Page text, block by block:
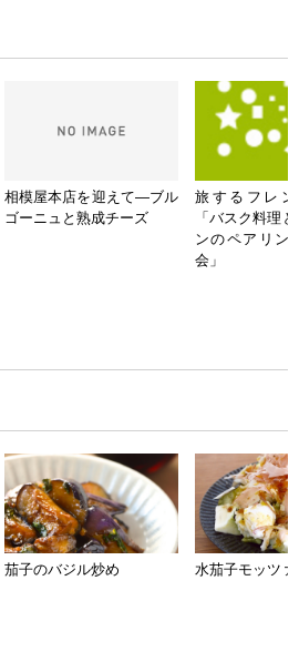
相模屋本店を迎えて―ブル
ゴーニュと熟成チーズ
旅するフレン
「バスク料理
ンのペアリン
会」
茄子のバジル炒め 水茄子モッツァ